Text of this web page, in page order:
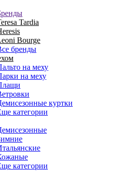
Tardia
Bourge
бренды
на меху
на меху
куртки
категории
категории